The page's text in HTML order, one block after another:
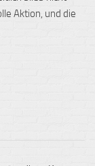
Aktion, und die